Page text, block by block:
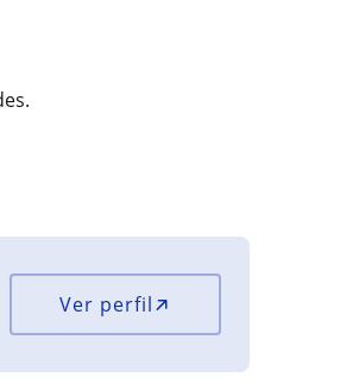
Ver perfil